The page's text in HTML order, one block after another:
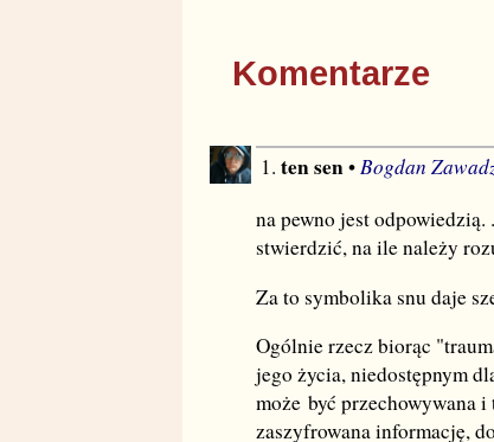
Komentarze
1. ten sen•Bogdan
na pewno jest
stwierdzić, na ile należy
Za to symbolika snu daje
Ogólnie rzecz biorąc
jego życia, niedostępnym
może być przechowywana
zaszyfrowana informację,